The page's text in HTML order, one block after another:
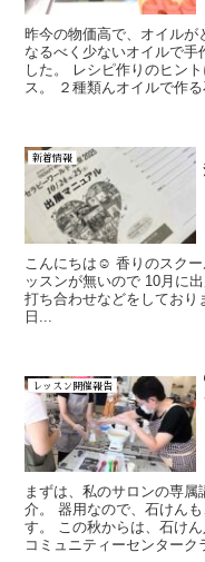
昨今の物価高で、オイルが
なるべく少ないオイルで手
した。 レシピ作りのヒン
ス。 ２種類んオイルで作
新着情報
こんにちは☺ 香りのスク
ッスンが無いので 10月に
打ち合わせなどをしてお
日...
レッスン開催報告
まずは、私のサロンの専
介。 器用なので、石けん
す。 この秋からは、石け
コミュニティーセンター